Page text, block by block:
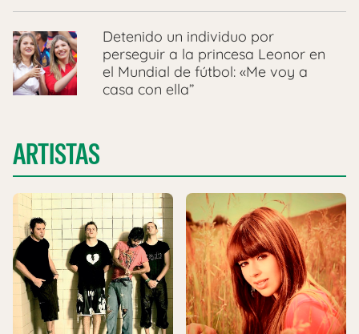
Detenido un individuo por
perseguir a la princesa Leonor en
el Mundial de fútbol: «Me voy a
casa con ella”
ARTISTAS